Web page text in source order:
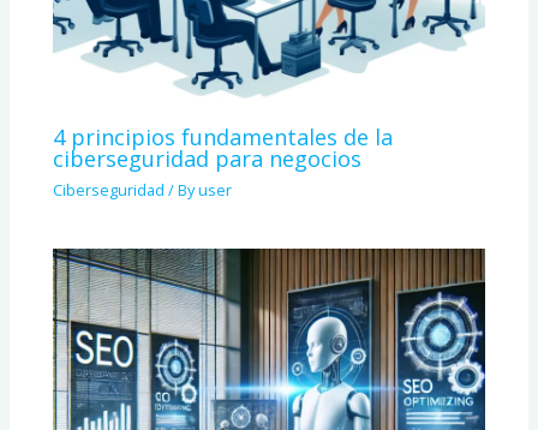
4 principios fundamentales de la
ciberseguridad para negocios
Ciberseguridad / Byuser